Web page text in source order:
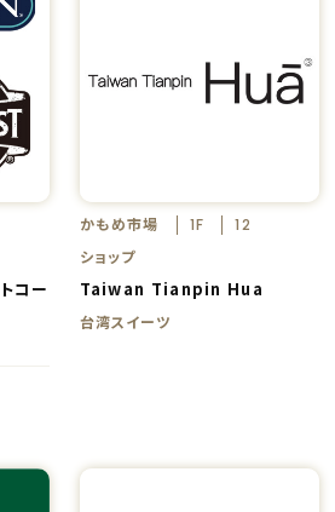
コー
かもめ市場 1F
12
ショップ
Taiwan Tianpin Hua
台湾スイーツ